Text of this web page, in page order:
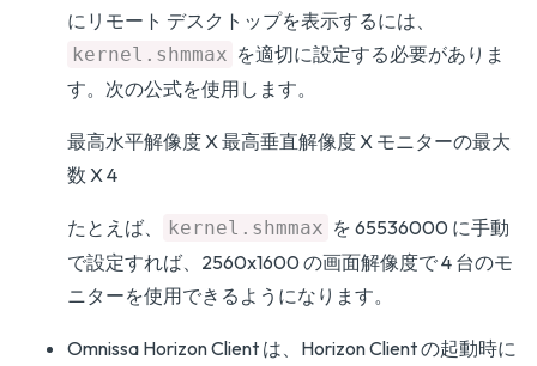
にリモート デスクトップを表示するには、
kernel.shmmax を適切に設定する必要がありま
す。次の公式を使用します。
最高水平解像度 X 最高垂直解像度 X モニターの最大
数 X 4
たとえば、 kernel.shmmax を 65536000 に手動
で設定すれば、2560x1600 の画面解像度で 4 台のモ
ニターを使用できるようになります。
Omnissa Horizon Client は、Horizon Client の起動時に